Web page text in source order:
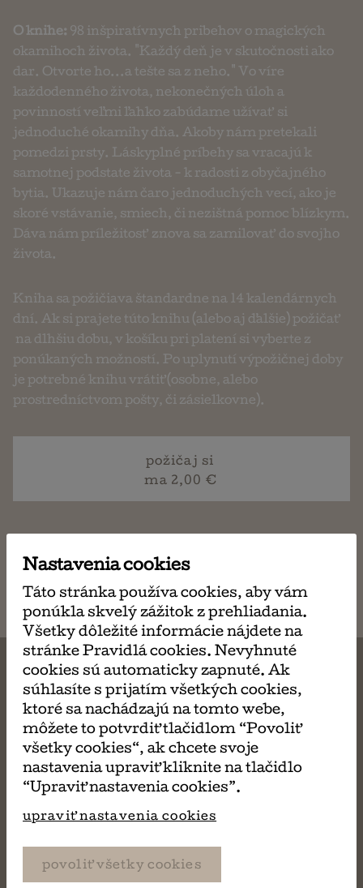
O knihe: 98 inšpiratívnych pribehov o magických
okamihoch života. "Každý deň je v skutočnosti ako
dar. Otvorte ho...a tešte sa z neho." Vo víre
každodenného života, nekonečných úloh a
povinností veľmi ľahko zabúdame užívať si
jednoduché okamihy dňa. Akoby nám pretekali
pomedzi prsty. Láskyplné príbehy sa vracajú k
samotnej podstate života - k radosti z obyčajného
bytia. Ukazuje nám čaro jednoduchých vecí, ako je
skoré vstávanie, smiech, či nezištná pomoc blízkym.
Dáva nám príležitosť znova sa zamilovať do svojho
života.
Kniha sa požičiava štandardne na 14 kalendárnych
dní. Ak si prajete túto knihu (alebo aj ďalšie) požičať
na dlhšiu dobu, v košíku pri platení si vyberte z
ponúkaných možností. Po uplynutí výpožičnej doby
je potrebné knihu vrátiť (osobne, alebo
prostredníctvom pošty, či zásielkovne).
požičaj si
ma 2,00 €
napísať
MÔŽE SA VÁM TIEŽ
PÁČIŤ
Nastavenia cookies
Táto stránka používa cookies, aby vám
ponúkla skvelý zážitok z prehliadania.
Všetky dôležité informácie nájdete na
stránke Pravidlá cookies. Nevyhnuté
cookies sú automaticky zapnuté. Ak
súhlasíte s prijatím všetkých cookies,
ktoré sa nachádzajú na tomto webe,
môžete to potvrdiť tlačidlom “Povoliť
všetky cookies“, ak chcete svoje
nastavenia upraviť kliknite na tlačidlo
“Upraviť nastavenia cookies”.
upraviť nastavenia cookies
povoliť všetky cookies